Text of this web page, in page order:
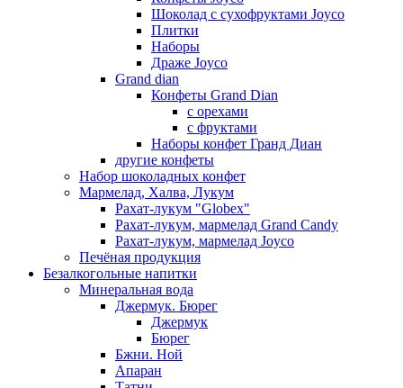
Шоколад с сухофруктами Joyco
Плитки
Наборы
Драже Joyco
Grand dian
Конфеты Grand Dian
с орехами
с фруктами
Наборы конфет Гранд Диан
другие конфеты
Набор шоколадных конфет
Мармелад, Халва, Лукум
Рахат-лукум "Globex"
Рахат-лукум, мармелад Grand Candy
Рахат-лукум, мармелад Joyco
Печёная продукция
Безалкогольные напитки
Минеральная вода
Джермук. Бюрег
Джермук
Бюрег
Бжни. Ной
Апаран